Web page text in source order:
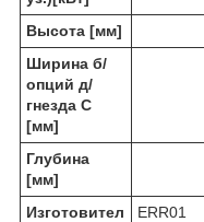
Высота [мм]
Ширина б/
опций д/
гнезда C
[мм]
Глубина
[мм]
Изготовител
ERR01